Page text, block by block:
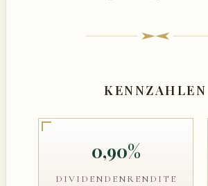
KENNZAHLEN
0,90%
DIVIDENDENRENDITE